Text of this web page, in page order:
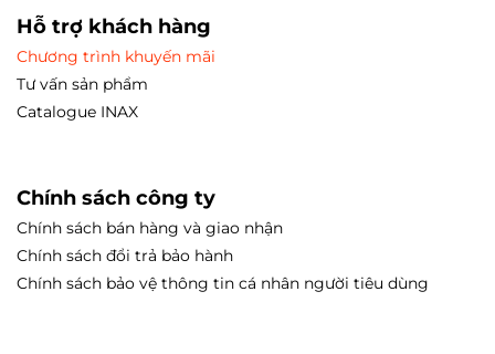
Hỗ trợ khách hàng
Chương trình khuyến mãi
Tư vấn sản phẩm
Catalogue INAX
Chính sách công ty
Chính sách bán hàng và giao nhận
Chính sách đổi trả bảo hành
Chính sách bảo vệ thông tin cá nhân người tiêu dùng